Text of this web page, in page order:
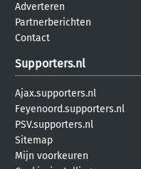
Adverteren
Partnerberichten
Contact
Supporters.nl
Ajax.supporters.nl
Feyenoord.supporters.nl
PSV.supporters.nl
Sitemap
Mijn voorkeuren